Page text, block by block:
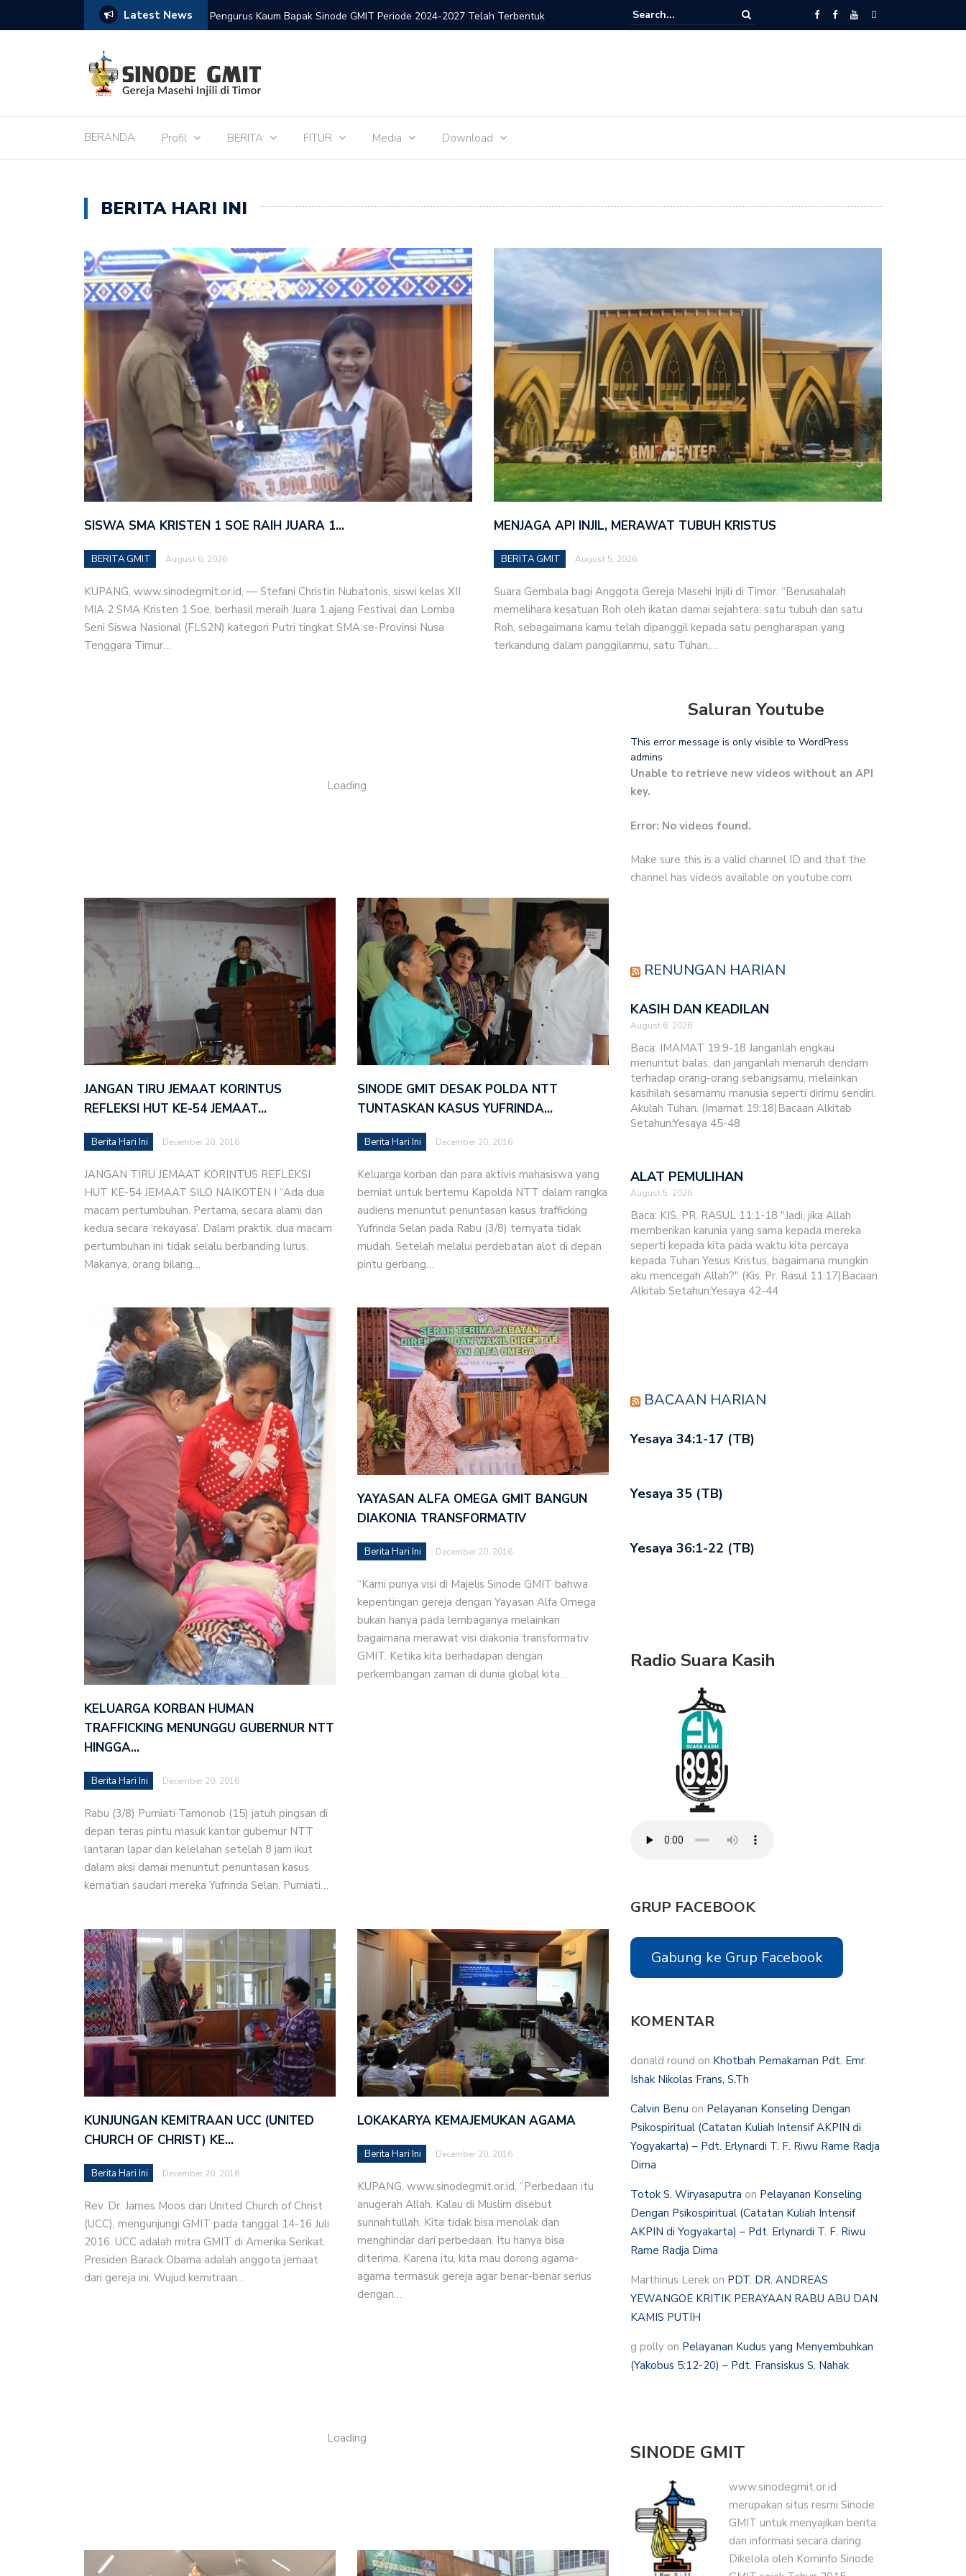
Latest News Pengurus Kaum Bapak Sinode GMIT Periode 2024-2027 Telah Terbentuk Gerakan Kaum Bapak Sinode GMIT Harus Menyentuh Isu-isu Sosial
BERANDA Profil BERITA FITUR Media Download
BERITA HARI INI
SISWA SMA KRISTEN 1 SOE RAIH JUARA 1…
BERITA GMIT August 6, 2026
KUPANG, www.sinodegmit.or.id, — Stefani Christin Nubatonis, siswi kelas XII
MIA 2 SMA Kristen 1 Soe, berhasil meraih Juara 1 ajang Festival dan Lomba
Seni Siswa Nasional (FLS2N) kategori Putri tingkat SMA se-Provinsi Nusa
Tenggara Timur…
MENJAGA API INJIL, MERAWAT TUBUH KRISTUS
BERITA GMIT August 5, 2026
Suara Gembala bagi Anggota Gereja Masehi Injili di Timor. “Berusahalah
memelihara kesatuan Roh oleh ikatan damai sejahtera: satu tubuh dan satu
Roh, sebagaimana kamu telah dipanggil kepada satu pengharapan yang
terkandung dalam panggilanmu, satu Tuhan,…
Loading
JANGAN TIRU JEMAAT KORINTUS
REFLEKSI HUT KE-54 JEMAAT…
Berita Hari Ini December 20, 2016
JANGAN TIRU JEMAAT KORINTUS REFLEKSI
HUT KE-54 JEMAAT SILO NAIKOTEN I “Ada dua
macam pertumbuhan. Pertama, secara alami dan
kedua secara ‘rekayasa’. Dalam praktik, dua macam
pertumbuhan ini tidak selalu berbanding lurus.
Makanya, orang bilang…
SINODE GMIT DESAK POLDA NTT
TUNTASKAN KASUS YUFRINDA…
Berita Hari Ini December 20, 2016
Keluarga korban dan para aktivis mahasiswa yang
berniat untuk bertemu Kapolda NTT dalam rangka
audiens menuntut penuntasan kasus trafficking
Yufrinda Selan pada Rabu (3/8) ternyata tidak
mudah. Setelah melalui perdebatan alot di depan
pintu gerbang…
KELUARGA KORBAN HUMAN
TRAFFICKING MENUNGGU GUBERNUR NTT
HINGGA…
Berita Hari Ini December 20, 2016
Rabu (3/8) Purniati Tamonob (15) jatuh pingsan di
depan teras pintu masuk kantor gubernur NTT
lantaran lapar dan kelelahan setelah 8 jam ikut
dalam aksi damai menuntut penuntasan kasus
kematian saudari mereka Yufrinda Selan. Purniati…
YAYASAN ALFA OMEGA GMIT BANGUN
DIAKONIA TRANSFORMATIV
Berita Hari Ini December 20, 2016
“Kami punya visi di Majelis Sinode GMIT bahwa
kepentingan gereja dengan Yayasan Alfa Omega
bukan hanya pada lembaganya melainkan
bagaimana merawat visi diakonia transformativ
GMIT. Ketika kita berhadapan dengan
perkembangan zaman di dunia global kita…
KUNJUNGAN KEMITRAAN UCC (UNITED
CHURCH OF CHRIST) KE…
Berita Hari Ini December 20, 2016
Rev. Dr. James Moos dari United Church of Christ
(UCC), mengunjungi GMIT pada tanggal 14-16 Juli
2016. UCC adalah mitra GMIT di Amerika Serikat.
Presiden Barack Obama adalah anggota jemaat
dari gereja ini. Wujud kemitraan…
LOKAKARYA KEMAJEMUKAN AGAMA
Berita Hari Ini December 20, 2016
KUPANG, www.sinodegmit.or.id, “Perbedaan itu
anugerah Allah. Kalau di Muslim disebut
sunnahtullah. Kita tidak bisa menolak dan
menghindar dari perbedaan. Itu hanya bisa
diterima. Karena itu, kita mau dorong agama-
agama termasuk gereja agar benar-benar serius
dengan…
Loading
Saluran Youtube
This error message is only visible to WordPress
admins
Unable to retrieve new videos without an API
key.
Error: No videos found.
Make sure this is a valid channel ID and that the
channel has videos available on youtube.com.
RENUNGAN HARIAN
KASIH DAN KEADILAN
August 6, 2026
Baca: IMAMAT 19:9-18 Janganlah engkau
menuntut balas, dan janganlah menaruh dendam
terhadap orang-orang sebangsamu, melainkan
kasihilah sesamamu manusia seperti dirimu sendiri.
Akulah Tuhan. (Imamat 19:18)Bacaan Alkitab
Setahun:Yesaya 45-48
ALAT PEMULIHAN
August 5, 2026
Baca: KIS. PR. RASUL 11:1-18 "Jadi, jika Allah
memberikan karunia yang sama kepada mereka
seperti kepada kita pada waktu kita percaya
kepada Tuhan Yesus Kristus, bagaimana mungkin
aku mencegah Allah?" (Kis. Pr. Rasul 11:17)Bacaan
Alkitab Setahun:Yesaya 42-44
BACAAN HARIAN
Yesaya 34:1-17 (TB)
Yesaya 35 (TB)
Yesaya 36:1-22 (TB)
Radio Suara Kasih
GRUP FACEBOOK
Gabung ke Grup Facebook
KOMENTAR
donald round on Khotbah Pemakaman Pdt. Emr.
Ishak Nikolas Frans, S.Th
Calvin Benu on Pelayanan Konseling Dengan
Psikospiritual (Catatan Kuliah Intensif AKPIN di
Yogyakarta) – Pdt. Erlynardi T. F. Riwu Rame Radja
Dima
Totok S. Wiryasaputra on Pelayanan Konseling
Dengan Psikospiritual (Catatan Kuliah Intensif
AKPIN di Yogyakarta) – Pdt. Erlynardi T. F. Riwu
Rame Radja Dima
Marthinus Lerek on PDT. DR. ANDREAS
YEWANGOE KRITIK PERAYAAN RABU ABU DAN
KAMIS PUTIH
g polly on Pelayanan Kudus yang Menyembuhkan
(Yakobus 5:12-20) – Pdt. Fransiskus S. Nahak
SINODE GMIT
www.sinodegmit.or.id
merupakan situs resmi Sinode
GMIT untuk menyajikan berita
dan informasi secara daring.
Dikelola oleh Kominfo Sinode